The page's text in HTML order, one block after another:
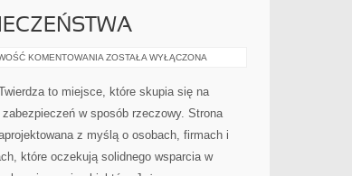
KOMENTOWANIA PODSTAWY
ZOSTAŁA WYŁĄCZONA
to miejsce, które skupia się na
w sposób rzeczowy. Strona
z myślą o osobach, firmach i
które oczekują solidnego wsparcia w